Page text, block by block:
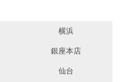
横浜
銀座本店
仙台